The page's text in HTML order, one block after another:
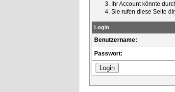
Ihr Account könnte
Sie rufen diese Seite
Login
Benutzername:
Passwort: